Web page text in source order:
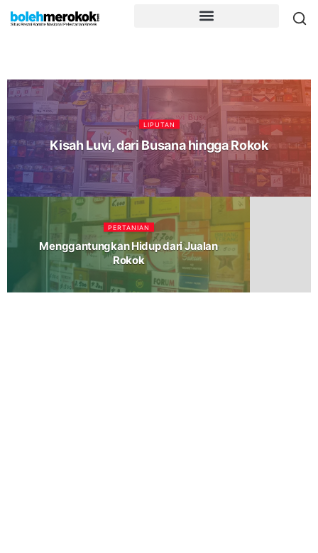
LIPUTAN
Kisah Luvi, dari Busana hingga Rokok
PERTANIAN
Menggantungkan Hidup dari Jualan
Rokok